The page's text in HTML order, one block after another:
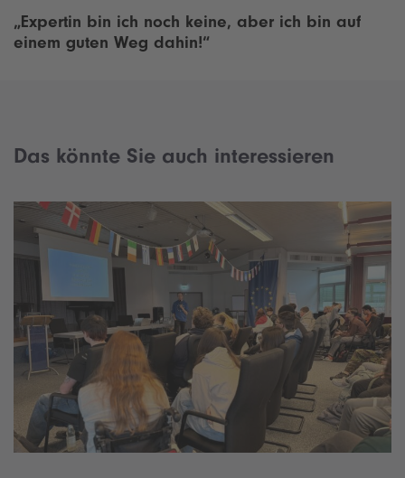
A
r
e
t
A
l
„Expertin bin ich noch keine, aber ich bin auf
einem guten Weg dahin!“
Das könnte Sie auch interessieren